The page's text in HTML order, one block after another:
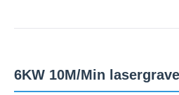
6KW 10M/Min